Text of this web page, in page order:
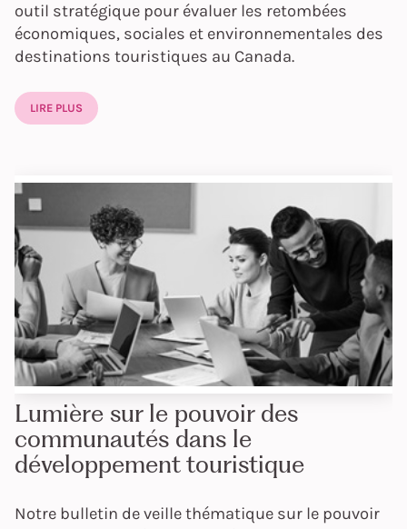
outil stratégique pour évaluer les retombées
économiques, sociales et environnementales des
destinations touristiques au Canada.
LIRE PLUS
Lumière sur le pouvoir des
communautés dans le
développement touristique
Notre bulletin de veille thématique sur le pouvoir